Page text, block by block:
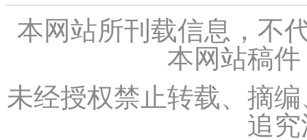
本网站所刊载信息，不
本网站稿
未经授权禁止转载、摘
追